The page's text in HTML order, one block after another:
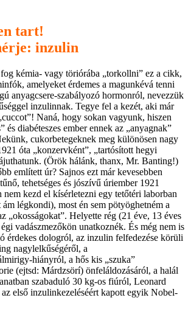
tart!
inzulin
kémia- vagy töriórába „torkollni” ez a cikk,
amelyeket érdemes a magunkévá tenni
anyagcsere-szabályozó hormonról, nevezzük
inzulinnak. Tegye fel a kezét, aki már
Naná, hogy sokan vagyunk, hiszen
és diabéteszes ember ennek az „anyagnak”
cukorbetegeknek meg különösen nagy
óta „konzervként”, „tartósított hegyi
(Örök hálánk, thanx, Mr. Banting!)
említett úr? Sajnos ezt már kevesebben
tehetséges és jószívű úriember 1921
nem kezd el kísérletezni egy tetőtéri laborban
légkondi), most én sem pötyöghetném a
„okosságokat”. Helyette rég (21 éve, 13 éves
vadászmezőkön unatkoznék. És még nem is
érdekes dologról, az inzulin felfedezése körüli
nagylelkűségéről, a
hiányról, a hős kis „szuka”
(ejtsd: Márdzsörí) önfeláldozásáról, a halál
szabaduló 30 kg-os fiúról, Leonard
első inzulinkezeléséért kapott egyik Nobel-